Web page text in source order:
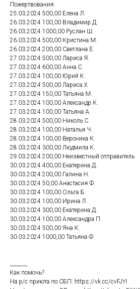
Пожертвования:
25.03.2024 500,00 Елена Л.
26.03.2024 100,00 Владимир Д.
26.03.2024 1000,00 Руслан Ш.
26.03.2024 500,00 Кристина М.
26.03.2024 200,00 Светлана Е.
27.03.2024 500,00 Лариса Я.
27.03.2024 600,00 Анна С.
27.03.2024 100,00 Юрий К.
27.03.2024 500,00 Лариса Х.
27.03.2024 150,00 Татьяна М.
27.03.2024 100,00 Александр К.
27.03.2024 100,00 Татьяна А.
28.03.2024 500,00 Николь С.
28.03.2024 100,00 Наталья Ч.
28.03.2024 100,00 Вероника К.
28.03.2024 300,00 Людмила К.
29.03.2024 200,00 Неизвестный отправитель
30.03.2024 400,00 Екатерина Д.
30.03.2024 200,00 Галина Н.
30.03.2024 50,00 Анастасия Ф.
30.03.2024 100,00 Ольга Б.
30.03.2024 100,00 Ирина Л.
30.03.2024 300,00 Екатерина Д.
30.03.2024 100,00 Александра П.
30.03.2024 500,00 Яна К.
30.03.2024 1000,00 Татьяна Ф.
Как помочь?
На р/с приюта по СБП: https://vk.cc/cvFJYI